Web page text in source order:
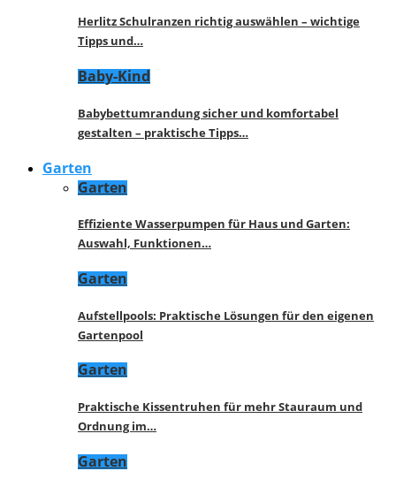
Herlitz Schulranzen richtig auswählen – wichtige
Tipps und…
Baby-Kind
Babybettumrandung sicher und komfortabel
gestalten – praktische Tipps…
Garten
Garten
Effiziente Wasserpumpen für Haus und Garten:
Auswahl, Funktionen…
Garten
Aufstellpools: Praktische Lösungen für den eigenen
Gartenpool
Garten
Praktische Kissentruhen für mehr Stauraum und
Ordnung im…
Garten